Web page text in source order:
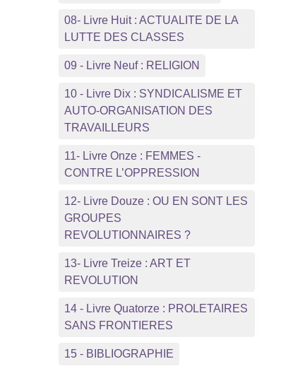
08- Livre Huit : ACTUALITE DE LA
LUTTE DES CLASSES
09 - Livre Neuf : RELIGION
10 - Livre Dix : SYNDICALISME ET
AUTO-ORGANISATION DES
TRAVAILLEURS
11- Livre Onze : FEMMES -
CONTRE L’OPPRESSION
12- Livre Douze : OU EN SONT LES
GROUPES
REVOLUTIONNAIRES ?
13- Livre Treize : ART ET
REVOLUTION
14 - Livre Quatorze : PROLETAIRES
SANS FRONTIERES
15 - BIBLIOGRAPHIE